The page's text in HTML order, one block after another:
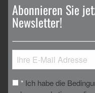
Abonnieren Sie
Newsletter!
* Ich habe die